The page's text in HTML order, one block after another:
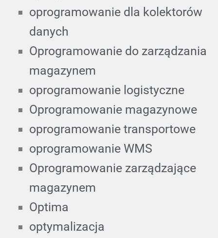
oprogramowanie dla kolektorów
danych
Oprogramowanie do zarządzania
magazynem
oprogramowanie logistyczne
Oprogramowanie magazynowe
oprogramowanie transportowe
oprogramowanie WMS
Oprogramowanie zarządzające
magazynem
Optima
optymalizacja